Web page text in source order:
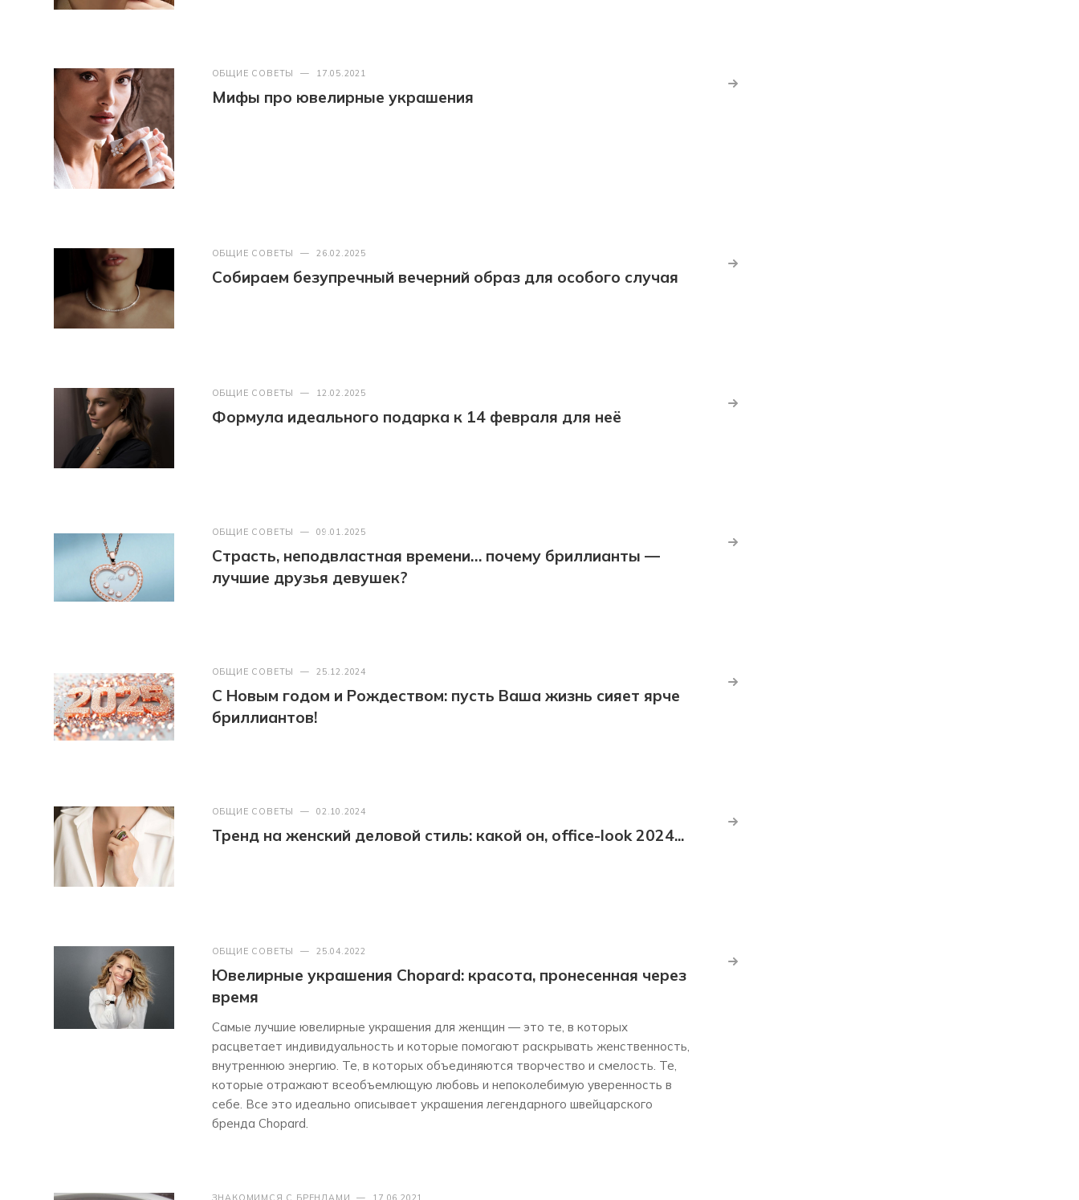
ОБЩИЕ СОВЕТЫ — 17.05.2021
Мифы про ювелирные украшения
ОБЩИЕ СОВЕТЫ — 26.02.2025
Собираем безупречный вечерний образ для особого случая
ОБЩИЕ СОВЕТЫ — 12.02.2025
Формула идеального подарка к 14 февраля для неё
ОБЩИЕ СОВЕТЫ — 09.01.2025
Страсть, неподвластная времени… почему бриллианты —
лучшие друзья девушек?
ОБЩИЕ СОВЕТЫ — 25.12.2024
С Новым годом и Рождеством: пусть Ваша жизнь сияет ярче
бриллиантов!
ОБЩИЕ СОВЕТЫ — 02.10.2024
Тренд на женский деловой стиль: какой он, office-look 2024...
ОБЩИЕ СОВЕТЫ — 25.04.2022
Ювелирные украшения Сhopard: красота, пронесенная через
время
Самые лучшие ювелирные украшения для женщин — это те, в которых
расцветает индивидуальность и которые помогают раскрывать женственность,
внутреннюю энергию. Те, в которых объединяются творчество и смелость. Те,
которые отражают всеобъемлющую любовь и непоколебимую уверенность в
себе. Все это идеально описывает украшения легендарного швейцарского
бренда Chopard.
ЗНАКОМИМСЯ С БРЕНДАМИ — 17.06.2021